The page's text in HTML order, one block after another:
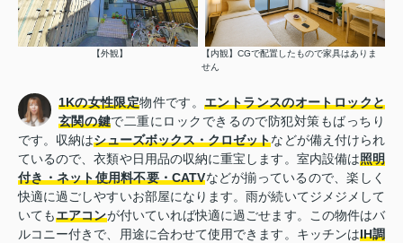
【外観】
【内観】CGで配置したもので家具はありま
せん
1Kの女性限定物件です。エントランスのオートロックと
玄関の鍵で二重にロックできるので防犯対策もばっちり
です。収納はシューズボックス・クロゼットなどが備え付けられ
ているので、衣類や日用品の収納に重宝します。室内設備は照明
付き・ネット使用料不要・CATVなどが揃っているので、楽しく
快適に過ごしやすいお部屋になります。雨が続いてジメジメして
いてもエアコンが付いていれば快適に過ごせます。この物件はバ
ルコニー付きで、用途に合わせて使用できます。キッチンはIH調